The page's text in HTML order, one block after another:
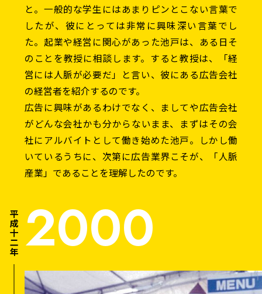
と。一般的な学生にはあまりピンとこない言葉で
したが、彼にとっては非常に興味深い言葉でし
た。起業や経営に関心があった池戸は、ある日そ
のことを教授に相談します。すると教授は、「経
営には人脈が必要だ」と言い、彼にある広告会社
の経営者を紹介するのです。
広告に興味があるわけでなく、ましてや広告会社
がどんな会社かも分からないまま、まずはその会
社にアルバイトとして働き始めた池戸。しかし働
いているうちに、次第に広告業界こそが、「人脈
産業」であることを理解したのです。
2000